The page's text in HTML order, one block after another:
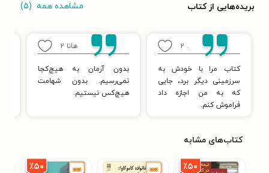
بریده‌هایی از کتاب مشاهده همه (۵)
. ۲
کتاب مرا با خودش به
سرزمینی دیگر برد، جایی
که به من اجازه داد
فراموش کنم.
هانا ۲
بدون آرمان به هیچ‌کجا
نمی‌رسیم. بدون شهامت
هیچ‌کس نیستیم.
کتاب‌های مشابه
٪۵۰ ٪۵۰